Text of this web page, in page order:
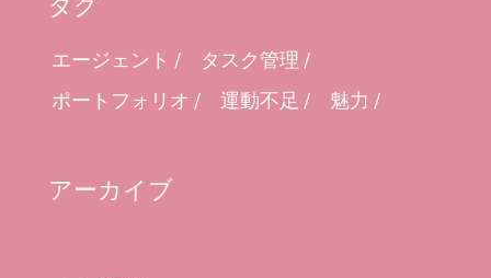
タグ
エージェント
タスク管理
ポートフォリオ
運動不足 魅力
アーカイブ